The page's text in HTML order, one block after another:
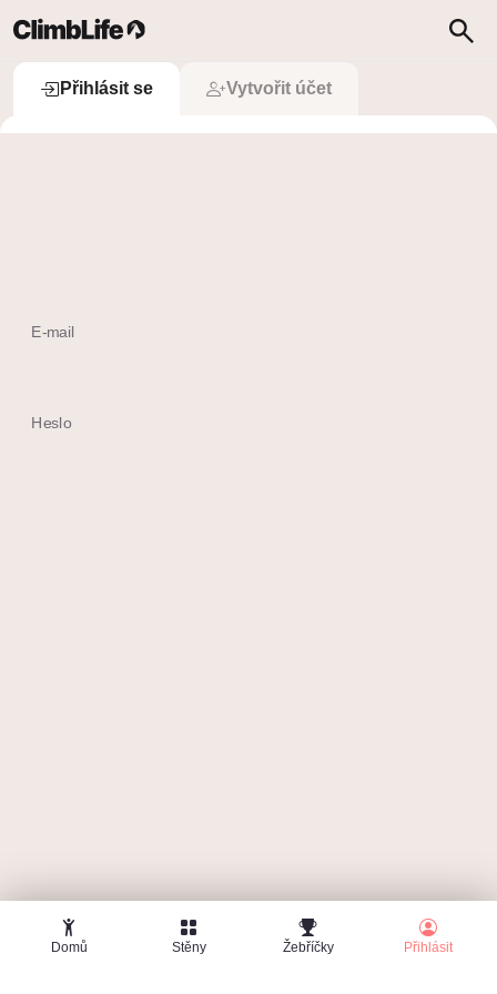
Domů Stěny Žebříčky Přihlásit
Vyhledávání
Přihlásit se
Přihlásit se Vytvořit účet
E-mail
Heslo
Upozornění